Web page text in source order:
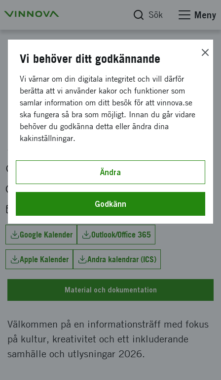
Sök Meny
Informationsmöte för
Horisont Europas kluster
Google Kalender Outlook/Office 365
Apple Kalender Andra kalendrar (ICS)
Material och dokumentation
Välkommen på en informationsträff med fokus
på kultur, kreativitet och ett inkluderande
samhälle och utlysningar 2026.
Vi behöver ditt godkännande
Vi värnar om din digitala integritet och vill därför
berätta att vi använder kakor och funktioner som
samlar information om ditt besök för att vinnova.se
ska fungera så bra som möjligt. Innan du går vidare
behöver du godkänna detta eller ändra dina
kakinställningar.
Ändra
Godkänn